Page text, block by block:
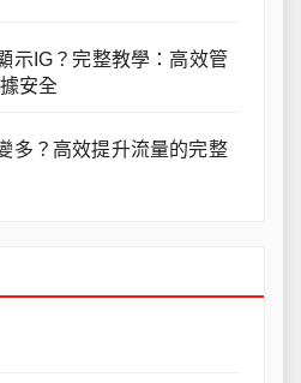
示IG？完整教學：高效管
安全
多？高效提升流量的完整